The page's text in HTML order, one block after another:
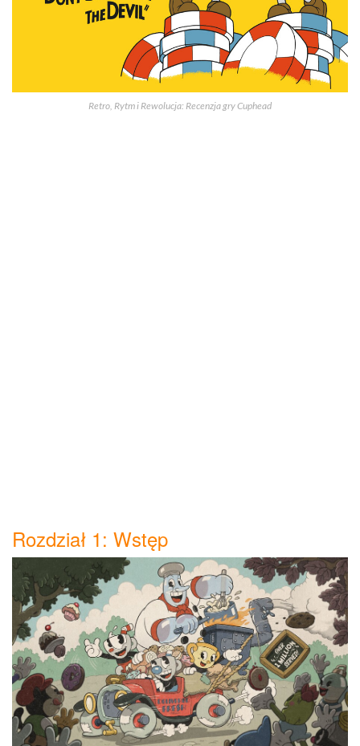
Retro, Rytm i Rewolucja: Recenzja gry Cuphead
Rozdział 1: Wstęp